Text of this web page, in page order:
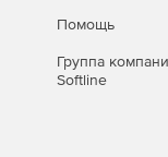
Помощь
Группа
Softline